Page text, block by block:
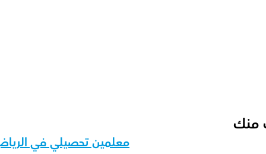
منك
معلمين تحصيلي في